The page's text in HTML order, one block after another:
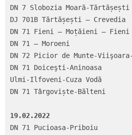
DN 7 Slobozia Moară-Tărtășești
DJ 701B Tărtășești – Crevedia
DN 71 Fieni – Moțăieni – Fieni
DN 71 – Moroeni
DN 72 Picior de Munte-Viişoara-
DN 71 Doiceşti-Aninoasa
Ulmi-Ilfoveni-Cuza Vodă
DN 71 Târgoviște-Bălteni
19.02.2022
DN 71 Pucioasa-Priboiu